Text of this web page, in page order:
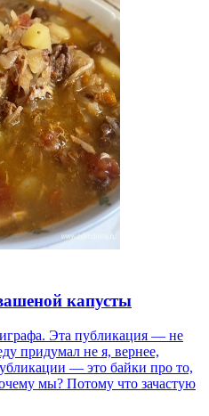
капусты
Эта публикация — не
придумал не я, вернее,
— это байки про то,
мы? Потому что зачастую